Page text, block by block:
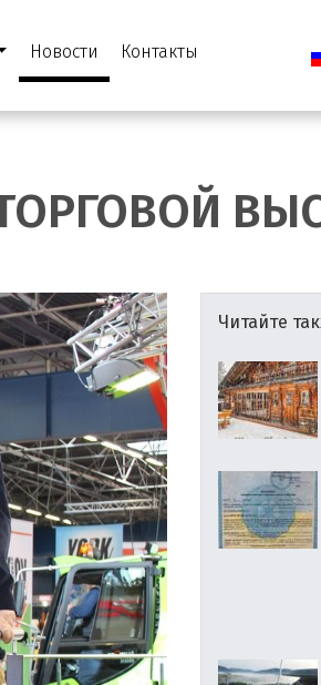
Новости Контакты
Читайте